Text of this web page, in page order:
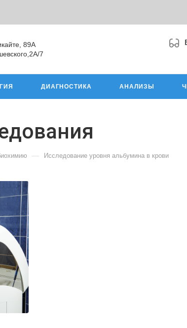
89А
7
ДИАГНОСТИКА АНАЛИЗЫ
— Исследование уровня альбумина в крови